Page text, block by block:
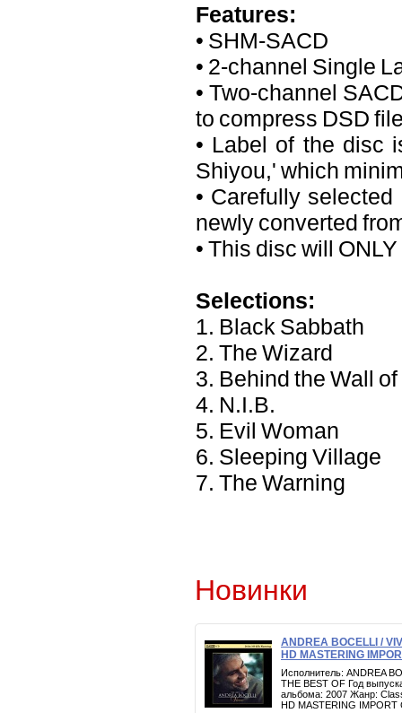
Features:
• SHM-SACD
• 2-channel Single
• Two-channel
to compress DSD
• Label of the disc
Shiyou,' which
• Carefully
newly converted
• This disc will
Selections:
1. Black Sabbath
2. The Wizard
3. Behind the Wall
4. N.I.B.
5. Evil Woman
6. Sleeping Village
7. The Warning
Новинки
ANDREA BOCELLI /
HD MASTERING
Исполнитель: ANDREA
THE BEST OF Год
альбома: 2007 Жанр:
HD MASTERING IMPORT